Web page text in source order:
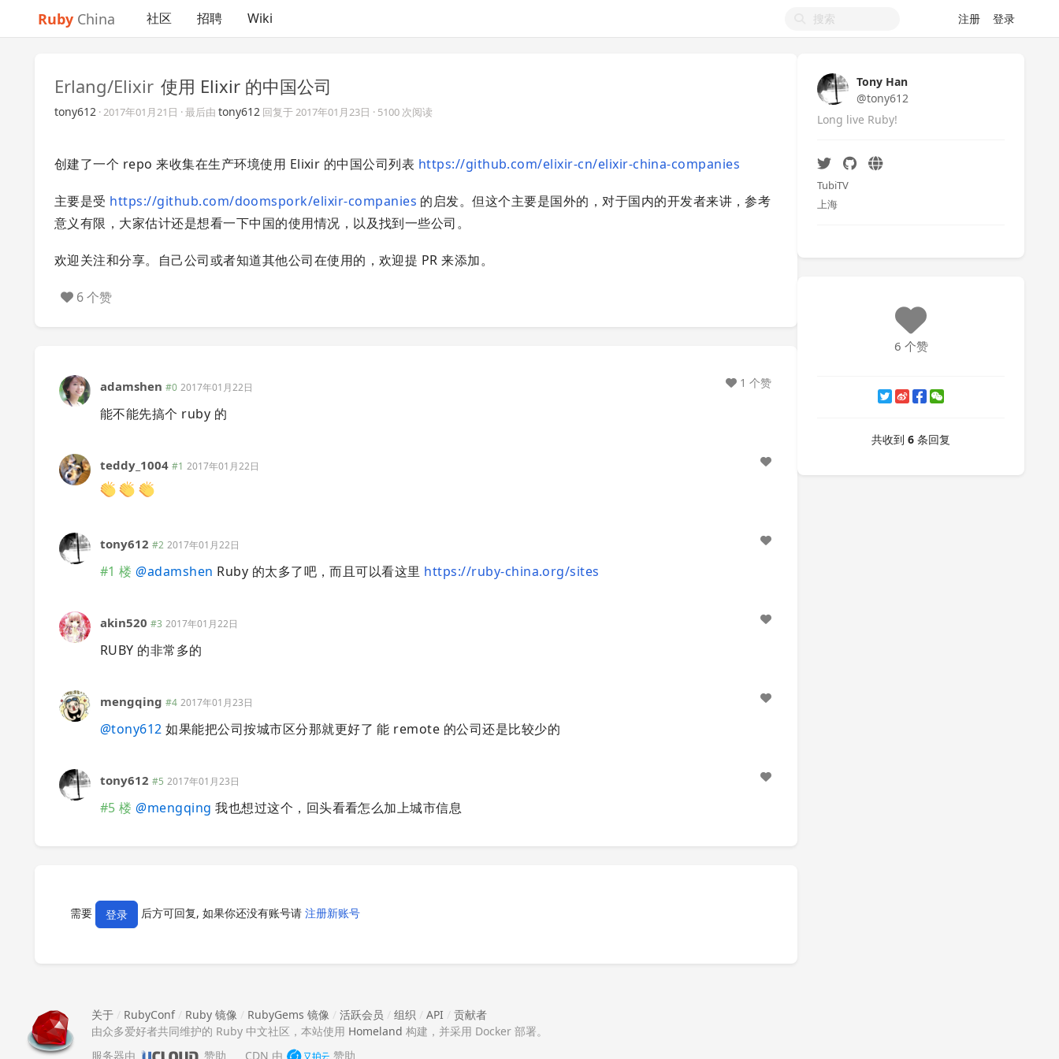
Ruby China 社区 招聘 Wiki 注册 登录
Erlang/Elixir 使用 Elixir 的中国公司
tony612 ·2017年01月21日 · 最后由 tony612 回复于2017年01月23日 · 5100 次阅读
创建了一个 repo 来收集在生产环境使用 Elixir 的中国公司列表 https://github.com/elixir-cn/elixir-china-companies
主要是受 https://github.com/doomspork/elixir-companies 的启发。但这个主要是国外的，对于国内的开发者来讲，参考
意义有限，大家估计还是想看一下中国的使用情况，以及找到一些公司。
欢迎关注和分享。自己公司或者知道其他公司在使用的，欢迎提 PR 来添加。
6 个赞
adamshen #0 2017年01月22日
能不能先搞个 ruby 的
1 个赞
teddy_1004 #1 2017年01月22日
tony612 #2 2017年01月22日
#1 楼 @adamshen Ruby 的太多了吧，而且可以看这里 https://ruby-china.org/sites
akin520 #3 2017年01月22日
RUBY 的非常多的
mengqing #4 2017年01月23日
@tony612 如果能把公司按城市区分那就更好了 能 remote 的公司还是比较少的
tony612 #5 2017年01月23日
#5 楼 @mengqing 我也想过这个，回头看看怎么加上城市信息
需要 登录 后方可回复, 如果你还没有账号请 注册新账号
Tony Han
@tony612
Long live Ruby!
TubiTV
上海
6 个赞
共收到 6 条回复
关于 / RubyConf/ Ruby 镜像 / RubyGems 镜像 / 活跃会员 / 组织 / API / 贡献者
由众多爱好者共同维护的 Ruby 中文社区，本站使用 Homeland 构建，并采用 Docker 部署。
服务器由
赞助 CDN 由 赞助